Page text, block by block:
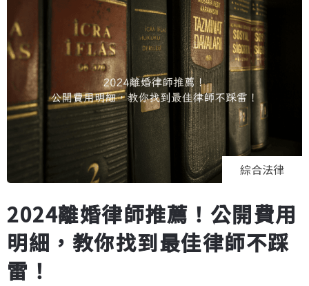
綜合法律
2024離婚律師推薦！公開費用
明細，教你找到最佳律師不踩
雷！